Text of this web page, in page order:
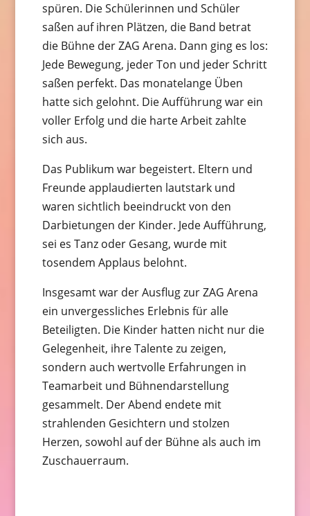
spüren. Die Schülerinnen und Schüler
saßen auf ihren Plätzen, die Band betrat
die Bühne der ZAG Arena. Dann ging es los:
Jede Bewegung, jeder Ton und jeder Schritt
saßen perfekt. Das monatelange Üben
hatte sich gelohnt. Die Aufführung war ein
voller Erfolg und die harte Arbeit zahlte
sich aus.
Das Publikum war begeistert. Eltern und
Freunde applaudierten lautstark und
waren sichtlich beeindruckt von den
Darbietungen der Kinder. Jede Aufführung,
sei es Tanz oder Gesang, wurde mit
tosendem Applaus belohnt.
Insgesamt war der Ausflug zur ZAG Arena
ein unvergessliches Erlebnis für alle
Beteiligten. Die Kinder hatten nicht nur die
Gelegenheit, ihre Talente zu zeigen,
sondern auch wertvolle Erfahrungen in
Teamarbeit und Bühnendarstellung
gesammelt. Der Abend endete mit
strahlenden Gesichtern und stolzen
Herzen, sowohl auf der Bühne als auch im
Zuschauerraum.